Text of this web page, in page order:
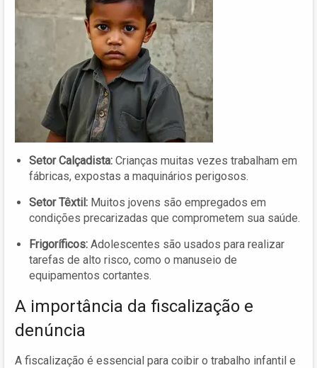
Setor Calçadista: Crianças muitas vezes trabalham em
fábricas, expostas a maquinários perigosos.
Setor Têxtil: Muitos jovens são empregados em
condições precarizadas que comprometem sua saúde.
Frigoríficos: Adolescentes são usados para realizar
tarefas de alto risco, como o manuseio de
equipamentos cortantes.
A importância da fiscalização e
denúncia
A fiscalização é essencial para coibir o trabalho infantil e